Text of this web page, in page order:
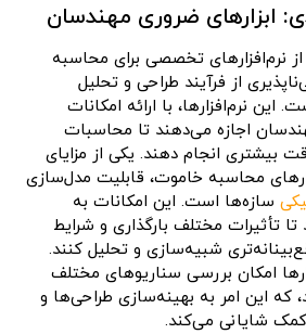
ابزارهای ضروری مهندسان
نرم‌افزارهای تخصصی برای محاسبه
از فرآیند طراحی و تحلیل
نرم‌افزارها، با ارائه امکانات
اجازه می‌دهند تا محاسبات
بیشتری انجام دهند. یکی از مزایای
محاسبه خاموت، قابلیت مدل‌سازی
سازه‌ها است. این امکانات به
تأثیرات مختلف بارگذاری و شرایط
شبیه‌سازی و تحلیل کنند.
امکان بررسی سناریوهای مختلف
که این امر به بهینه‌سازی طراحی‌ها و
کمک شایانی می‌کند.